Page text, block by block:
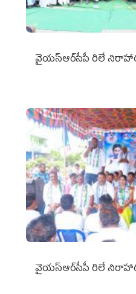
వైయ‌స్ఆర్‌సీపీ రిలే నిరాహార
వైయ‌స్ఆర్‌సీపీ రిలే నిరాహార